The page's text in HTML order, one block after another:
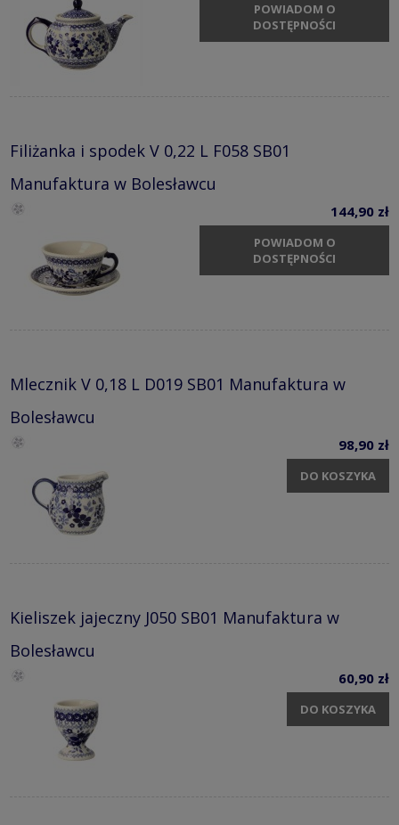
POWIADOM O
DOSTĘPNOŚCI
Filiżanka i spodek V 0,22 L F058 SB01
Manufaktura w Bolesławcu
144,90 zł
POWIADOM O
DOSTĘPNOŚCI
Mlecznik V 0,18 L D019 SB01 Manufaktura w
Bolesławcu
98,90 zł
DO KOSZYKA
Kieliszek jajeczny J050 SB01 Manufaktura w
Bolesławcu
60,90 zł
DO KOSZYKA